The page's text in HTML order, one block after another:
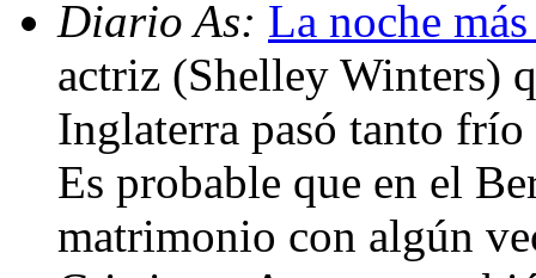
Diario As: La noche
actriz (Shelley Winters)
Inglaterra pasó tanto frío
Es probable que en el
matrimonio con algún